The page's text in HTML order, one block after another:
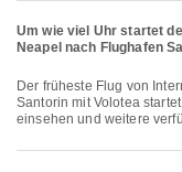
Um wie viel Uhr startet
Neapel nach Flughafen
Der früheste Flug von Internationaler Flughafen Neapel nach Flughafen
Santorin mit Volotea
einsehen und weitere